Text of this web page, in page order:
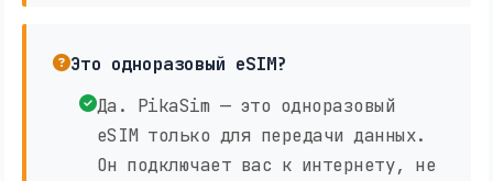
Это одноразовый eSIM?
Да. PikaSim — это одноразовый
eSIM только для передачи данных.
Он подключает вас к интернету, не